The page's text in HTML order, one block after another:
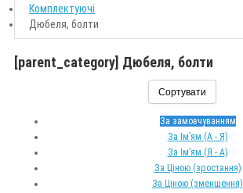
Комплектуючі
Дюбеля, болти
[parent_category] Дюбеля, болти
Сортувати
За замовчуванням
За Ім’ям (A - Я)
За Ім’ям (Я - A)
За Ціною (зростання)
За Ціною (зменшення)